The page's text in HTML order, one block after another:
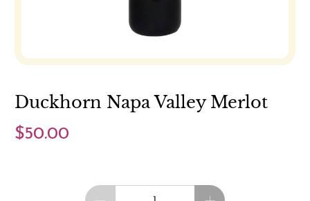
Duckhorn Napa Valley Merlot
$50.00
Cantidad